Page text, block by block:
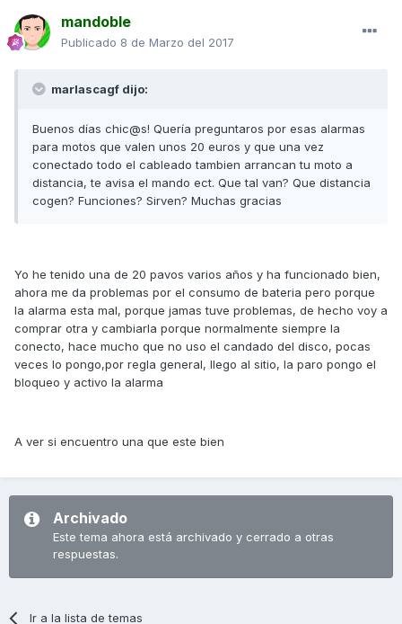
mandoble
Publicado 8 de Marzo del 2017
marlascagf dijo:
Buenos días chic@s! Quería preguntaros por esas alarmas
para motos que valen unos 20 euros y que una vez
conectado todo el cableado tambien arrancan tu moto a
distancia, te avisa el mando ect. Que tal van? Que distancia
cogen? Funciones? Sirven? Muchas gracias
Yo he tenido una de 20 pavos varios años y ha funcionado bien,
ahora me da problemas por el consumo de bateria pero porque
la alarma esta mal, porque jamas tuve problemas, de hecho voy a
comprar otra y cambiarla porque normalmente siempre la
conecto, hace mucho que no uso el candado del disco, pocas
veces lo pongo,por regla general, llego al sitio, la paro pongo el
bloqueo y activo la alarma
A ver si encuentro una que este bien
Archivado
Este tema ahora está archivado y cerrado a otras
respuestas.
Ir a la lista de temas